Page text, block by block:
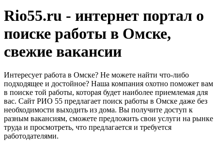
Rio55.ru - интернет портал о
поиске работы в Омске,
свежие вакансии
Интересует работа в Омске? Не можете найти что-либо
подходящее и достойное? Наша компания охотно поможет вам
в поиске той работы, которая будет наиболее приемлемая для
вас. Сайт РИО 55 предлагает поиск работы в Омске даже без
необходимости выходить из дома. Вы получите доступ к
разным вакансиям, сможете предложить свои услуги на рынке
труда и просмотреть, что предлагается и требуется
работодателями.